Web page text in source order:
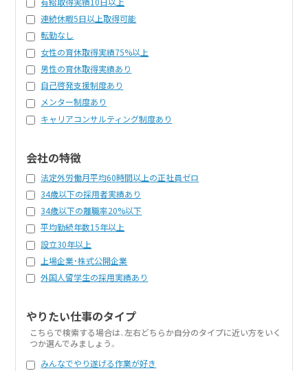
連続休暇5日以上取得可能
転勤なし
女性の育休取得実績75%以上
男性の育休取得実績あり
自己啓発支援制度あり
メンター制度あり
キャリアコンサルティング制度あり
会社の特徴
法定外労働月平均60時間以上の正社員ゼロ
34歳以下の採用者実績あり
34歳以下の離職率20%以下
平均勤続年数15年以上
設立30年以上
上場企業・株式公開企業
外国人留学生の採用実績あり
やりたい仕事のタイプ
こちらで検索する場合は、左右どちらか自分のタイプに近い方をいく
つか選んでみましょう。
みんなでやり遂げる作業が好き